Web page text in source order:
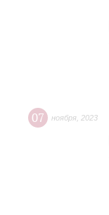
07 ноября 2023